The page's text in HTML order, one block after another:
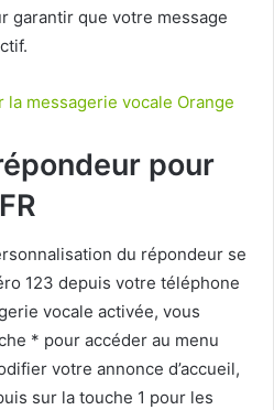
garantir que votre message
la messagerie vocale Orange
pour
du répondeur se
123 depuis votre téléphone
vocale activée, vous
* pour accéder au menu
votre annonce d’accueil,
sur la touche 1 pour les